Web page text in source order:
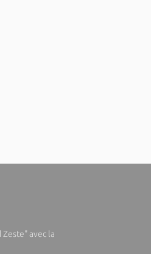
Zeste" avec la